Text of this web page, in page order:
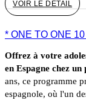
VOIR LE DÉTAIL
* ONE TO ONE
Offrez à votre
en Espagne chez un
ans, ce programme
espagnole, où l'un